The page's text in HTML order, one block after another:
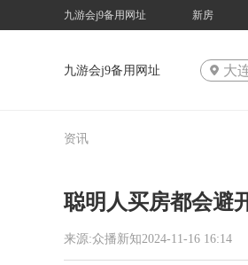
九游会j9备用网址 新房
九游会j9备用网址 大
资讯
聪明人买房都会避
来源:众播新知2024-11-16 16:14